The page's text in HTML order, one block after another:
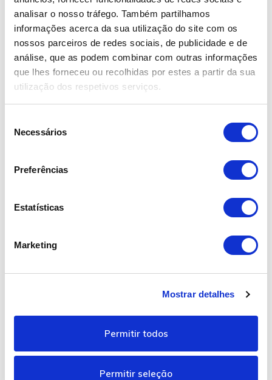
analisar o nosso tráfego. Também partilhamos
informações acerca da sua utilização do site com os
nossos parceiros de redes sociais, de publicidade e de
análise, que as podem combinar com outras informações
que lhes forneceu ou recolhidas por estes a partir da sua
utilização dos respetivos serviços.
Necessários
Preferências
Estatísticas
Marketing
Mostrar detalhes
Permitir todos
Permitir seleção
– Rádio c/ Bluetooth
– Câmara traseira
Financiamento com condições especiais até 120 meses
Entrega…